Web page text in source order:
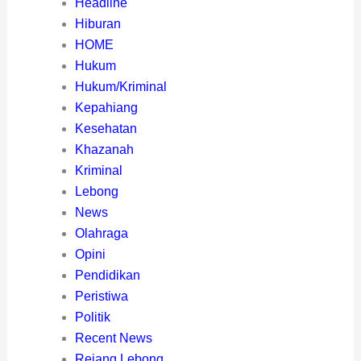
Headline
Hiburan
HOME
Hukum
Hukum/Kriminal
Kepahiang
Kesehatan
Khazanah
Kriminal
Lebong
News
Olahraga
Opini
Pendidikan
Peristiwa
Politik
Recent News